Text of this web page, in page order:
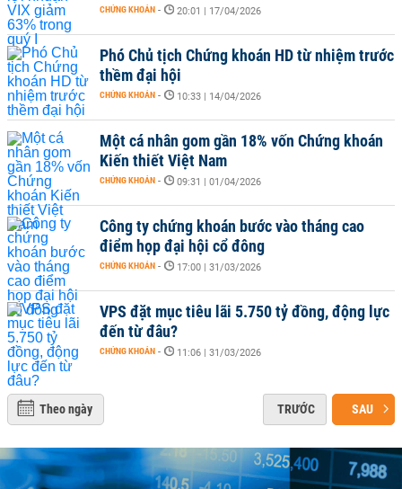
CHỨNG KHOÁN - 20:01 | 17/04/2026
Phó Chủ tịch Chứng khoán HD từ nhiệm trước
thềm đại hội
CHỨNG KHOÁN - 10:33 | 14/04/2026
Một cá nhân gom gần 18% vốn Chứng khoán
Kiến thiết Việt Nam
CHỨNG KHOÁN - 09:31 | 01/04/2026
Công ty chứng khoán bước vào tháng cao
điểm họp đại hội cổ đông
CHỨNG KHOÁN - 17:00 | 31/03/2026
VPS đặt mục tiêu lãi 5.750 tỷ đồng, động lực
đến từ đâu?
CHỨNG KHOÁN - 11:06 | 31/03/2026
Theo ngày TRƯỚC SAU